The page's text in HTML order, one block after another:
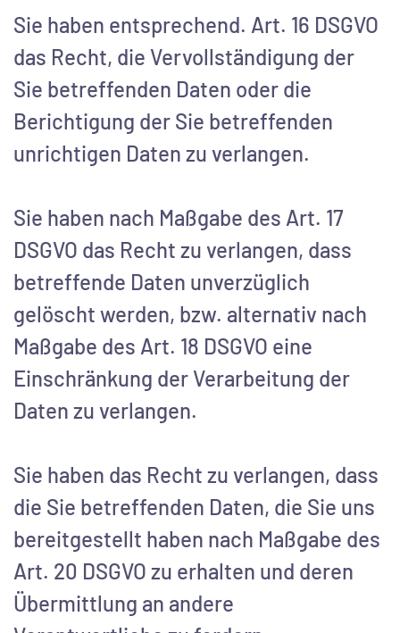
Sie haben entsprechend. Art. 16 DSGVO
das Recht, die Vervollständigung der
Sie betreffenden Daten oder die
Berichtigung der Sie betreffenden
unrichtigen Daten zu verlangen.
Sie haben nach Maßgabe des Art. 17
DSGVO das Recht zu verlangen, dass
betreffende Daten unverzüglich
gelöscht werden, bzw. alternativ nach
Maßgabe des Art. 18 DSGVO eine
Einschränkung der Verarbeitung der
Daten zu verlangen.
Sie haben das Recht zu verlangen, dass
die Sie betreffenden Daten, die Sie uns
bereitgestellt haben nach Maßgabe des
Art. 20 DSGVO zu erhalten und deren
Übermittlung an andere